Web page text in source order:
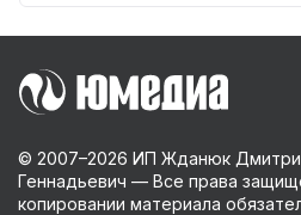
© 2007–2026 ИП Жданюк
Геннадьевич — Все права
копировании материала